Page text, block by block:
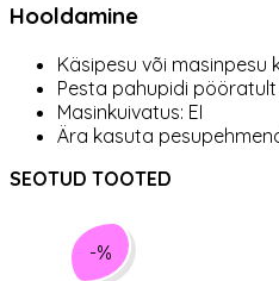
Hooldamine
Käsipesu või masinpesu
Pesta pahupidi
Masinkuivatus: EI
Ära kasuta
SEOTUD TOOTED
-%